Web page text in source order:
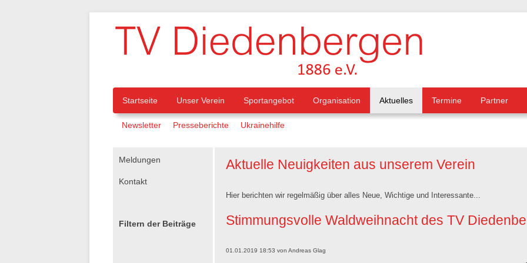
Navigation
überspringen
Startseite Unser Verein Sportangebot Organisation Aktuelles Termine Partner
Navigation
Newsletter Presseberichte Ukrainehilfe
Aktuelle Neuigkeiten aus unserem Verein
Hier berichten wir regelmäßig über alles Neue, Wichtige und Interessante...
Stimmungsvolle Waldweihnacht des TV
01.01.2019 18:53 von Andreas Glag
Navigation
Meldungen
Kontakt
Filtern der Beiträge